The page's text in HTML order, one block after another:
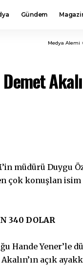
Gündem
Medya Alemi
Demet
müdürü Duygu
çok konuşlan isim
340 DOLAR
Hande Yener’le
açık